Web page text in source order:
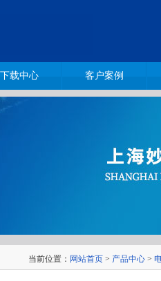
下载中心 客户案例
当前位置： 网站首页 > 产品中心 >